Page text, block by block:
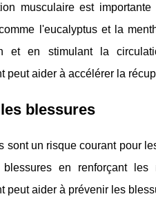
musculaire est
l'eucalyptus et la
et en stimulant la
peut aider à accélérer la
blessures
sont un risque courant pour
en renforçant
peut aider à prévenir les